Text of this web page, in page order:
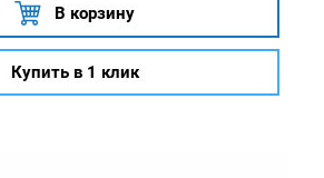
В корзину
Купить в 1 клик